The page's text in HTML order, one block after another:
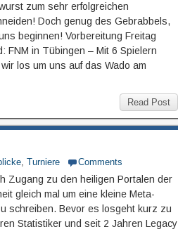
zum sehr erfolgreichen
Doch genug des Gebrabbels,
beginnen! Vorbereitung Freitag
FNM in Tübingen – Mit 6 Spielern
wir los um uns auf das Wado am
Read Post
, Turniere Comments
Zugang zu den heiligen Portalen der
gleich mal um eine kleine Meta-
schreiben. Bevor es losgeht kurz zu
Statistiker und seit 2 Jahren Legacy